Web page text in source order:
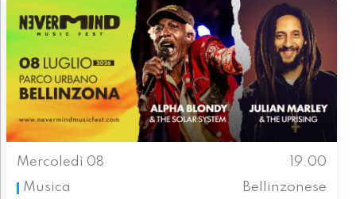
Mercoledì 08
19.00
Musica
Bellinzonese